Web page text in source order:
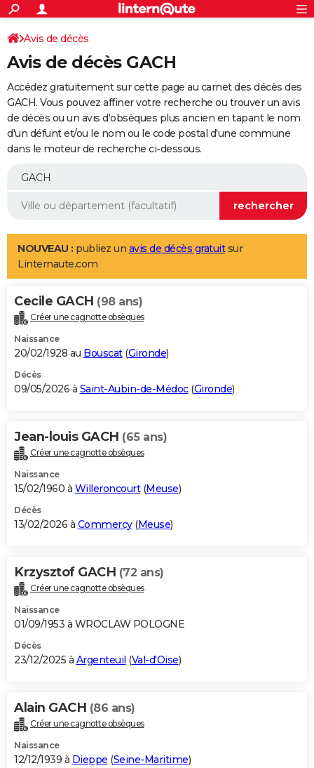
ACTUALITÉS
Politique
Société
Faits Divers
Education
Monde
Villes
+
SPORT
Coupe du monde 2026
Football
Tennis
Cyclisme
Rugby
Forum
Programme TV
TNT
Streaming
Cinéma
Sorties cinéma
Musique
+
FINANCE
Retraite
Impôts
Epargne
Immobilier
Risques naturels par ville
Banque
Assurance
Crédit
AUTO
Essais
Réserver un essai
Citadines
Berlines
SUV
Forum auto
+
Mobiles
Meilleur smartphone
Internet
Ordinateurs
Jeux vidéo
Guide high-tech
Aménagement intérieur
LIFESTYLE
Art de vivre
Bien-être
Loisirs
Mode
Modes de vie
Alimentation
Guide de la santé
Maladies
Médicaments
Sommeil
VOYAGE
Destinations
City break
Voyage nature
Voyage de noces
Forum
Climat
+PHOTO
GUIDES D'ACHAT
BONS PLANS
Carte de Noël
Carte Bonne année
Carte Saint-Valentin
Carte Pâques
Carte d'anniversaire
DICTIONNAIRE
Dictionnaire
Biographies
Citations
Expressions
Proverbes
PROGRAMME TV
S'inscrire
Se connecter
Lycées
Collèges
Primaires
Universités
Entreprises
Service militaire
Avis de recherche
AVIS DE DÉCÈS
Bricolage
Lifestyle
Culture
Sport
Auto
Television
Voyage
Cinema
Avis de décès
Avis de décès GACH
Accédez gratuitement sur cette page au carnet des décès des
GACH. Vous pouvez affiner votre recherche ou trouver un avis
de décès ou un avis d'obsèques plus ancien en tapant le nom
d'un défunt et/ou le nom ou le code postal d'une commune
dans le moteur de recherche ci-dessous.
NOUVEAU : publiez un avis de décès gratuitsur
Linternaute.com
Cecile GACH (98 ans)
Créer une cagnotte obsèques
Naissance
20/02/1928 au Bouscat(Gironde)
Décès
09/05/2026 à Saint-Aubin-de-Médoc(Gironde)
Jean-louis GACH (65 ans)
Créer une cagnotte obsèques
Naissance
15/02/1960 à Willeroncourt(Meuse)
Décès
13/02/2026 à Commercy(Meuse)
Krzysztof GACH (72 ans)
Créer une cagnotte obsèques
Naissance
01/09/1953 à WROCLAW POLOGNE
Décès
23/12/2025 à Argenteuil (Val-d'Oise)
Alain GACH (86 ans)
Créer une cagnotte obsèques
Naissance
12/12/1939 à Dieppe (Seine-Maritime)